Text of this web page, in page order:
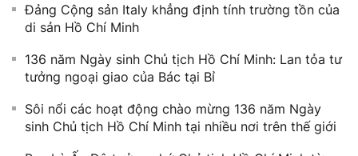
Đảng Cộng sản Italy khẳng định tính trường tồn của
di sản Hồ Chí Minh
136 năm Ngày sinh Chủ tịch Hồ Chí Minh: Lan tỏa tư
tưởng ngoại giao của Bác tại Bỉ
Sôi nổi các hoạt động chào mừng 136 năm Ngày
sinh Chủ tịch Hồ Chí Minh tại nhiều nơi trên thế giới